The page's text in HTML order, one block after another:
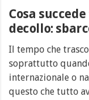
Cosa
decollo:
Il tempo che
soprattutto
internazionale o
questo che tutto